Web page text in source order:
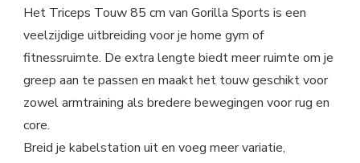
Het Triceps Touw 85 cm van Gorilla Sports is een
veelzijdige uitbreiding voor je home gym of
fitnessruimte. De extra lengte biedt meer ruimte om je
greep aan te passen en maakt het touw geschikt voor
zowel armtraining als bredere bewegingen voor rug en
core.
Breid je kabelstation uit en voeg meer variatie,